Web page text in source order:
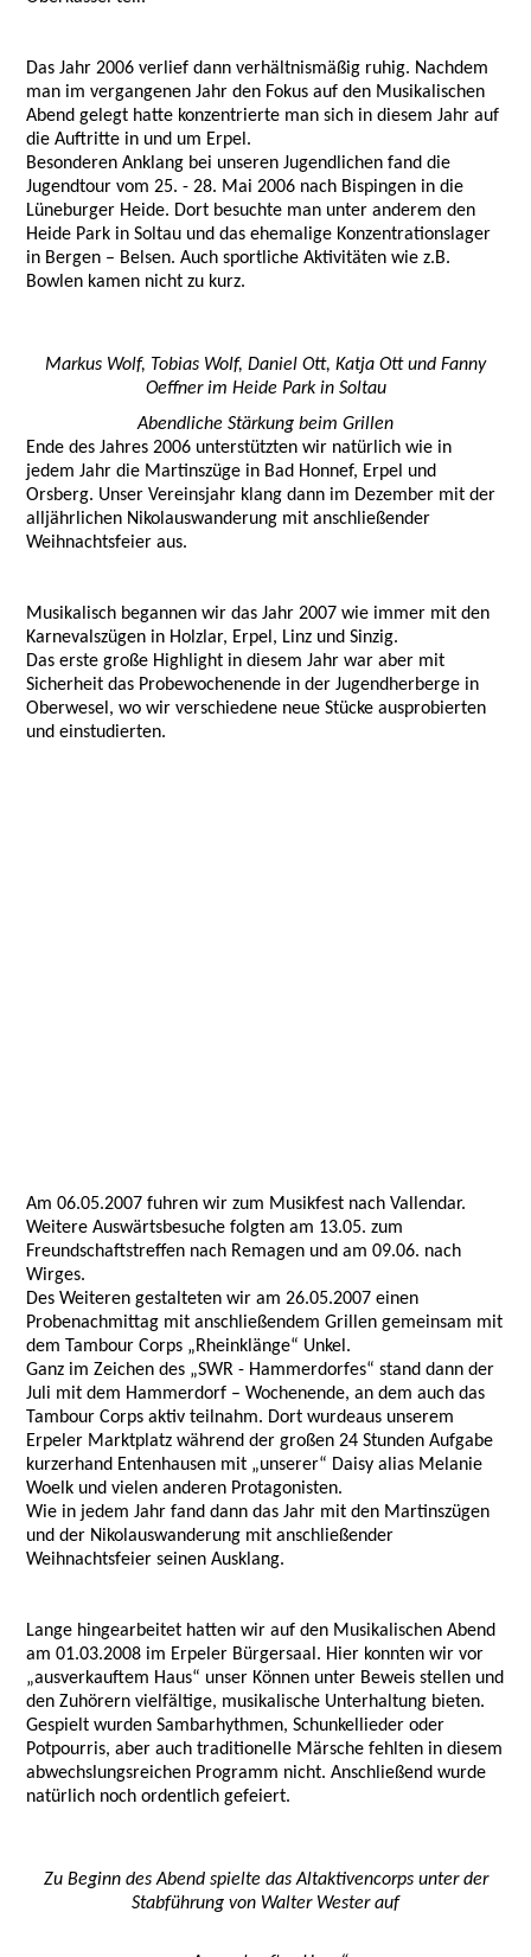
Das Jahr 2006 verlief dann verhältnismäßig ruhig. Nachdem
man im vergangenen Jahr den Fokus auf den Musikalischen
Abend gelegt hatte konzentrierte man sich in diesem Jahr auf
die Auftritte in und um Erpel.
Besonderen Anklang bei unseren Jugendlichen fand die
Jugendtour vom 25. - 28. Mai 2006 nach Bispingen in die
Lüneburger Heide. Dort besuchte man unter anderem den
Heide Park in Soltau und das ehemalige Konzentrationslager
in Bergen – Belsen. Auch sportliche Aktivitäten wie z.B.
Bowlen kamen nicht zu kurz.
Markus Wolf, Tobias Wolf, Daniel Ott, Katja Ott und Fanny
Oeffner im Heide Park in Soltau
Abendliche Stärkung beim Grillen
Ende des Jahres 2006 unterstützten wir natürlich wie in
jedem Jahr die Martinszüge in Bad Honnef, Erpel und
Orsberg. Unser Vereinsjahr klang dann im Dezember mit der
alljährlichen Nikolauswanderung mit anschließender
Weihnachtsfeier aus.
Musikalisch begannen wir das Jahr 2007 wie immer mit den
Karnevalszügen in Holzlar, Erpel, Linz und Sinzig.
Das erste große Highlight in diesem Jahr war aber mit
Sicherheit das Probewochenende in der Jugendherberge in
Oberwesel, wo wir verschiedene neue Stücke ausprobierten
und einstudierten.
Am 06.05.2007 fuhren wir zum Musikfest nach Vallendar.
Weitere Auswärtsbesuche folgten am 13.05. zum
Freundschaftstreffen nach Remagen und am 09.06. nach
Wirges.
Des Weiteren gestalteten wir am 26.05.2007 einen
Probenachmittag mit anschließendem Grillen gemeinsam mit
dem Tambour Corps „Rheinklänge“ Unkel.
Ganz im Zeichen des „SWR - Hammerdorfes“ stand dann der
Juli mit dem Hammerdorf – Wochenende, an dem auch das
Tambour Corps aktiv teilnahm. Dort wurdeaus unserem
Erpeler Marktplatz während der großen 24 Stunden Aufgabe
kurzerhand Entenhausen mit „unserer“ Daisy alias Melanie
Woelk und vielen anderen Protagonisten.
Wie in jedem Jahr fand dann das Jahr mit den Martinszügen
und der Nikolauswanderung mit anschließender
Weihnachtsfeier seinen Ausklang.
Lange hingearbeitet hatten wir auf den Musikalischen Abend
am 01.03.2008 im Erpeler Bürgersaal. Hier konnten wir vor
„ausverkauftem Haus“ unser Können unter Beweis stellen und
den Zuhörern vielfältige, musikalische Unterhaltung bieten.
Gespielt wurden Sambarhythmen, Schunkellieder oder
Potpourris, aber auch traditionelle Märsche fehlten in diesem
abwechslungsreichen Programm nicht. Anschließend wurde
natürlich noch ordentlich gefeiert.
Zu Beginn des Abend spieltedas Altaktivencorps unter der
Stabführung von Walter Wester auf